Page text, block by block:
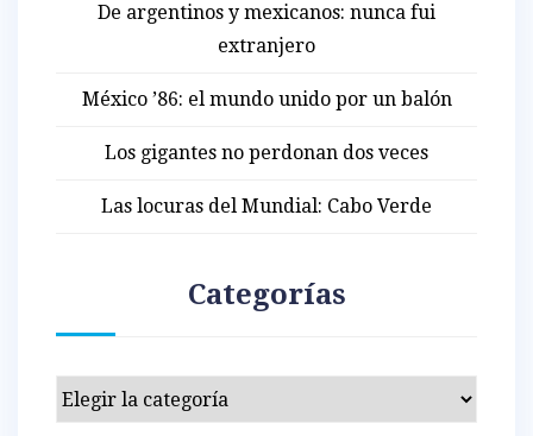
De argentinos y mexicanos: nunca fui
extranjero
México ’86: el mundo unido por un balón
Los gigantes no perdonan dos veces
Las locuras del Mundial: Cabo Verde
Categorías
Categorías